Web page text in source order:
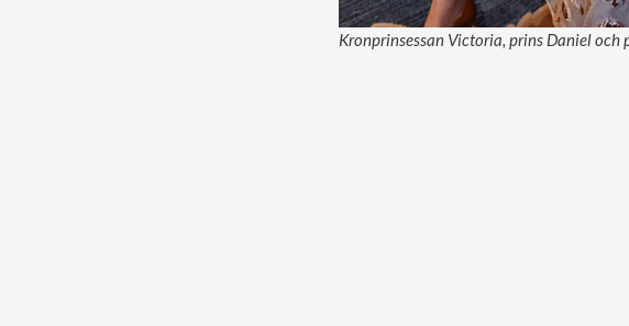
Kronprinsessan Victoria, prins Daniel och